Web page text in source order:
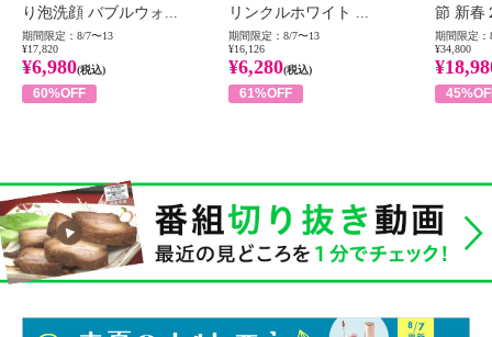
り泡洗顔 バブルウォ...
期間限定：8/7〜13
¥17,820
¥6,980(税込)
60%OFF
リンクルホワイト ...
期間限定：8/7〜13
¥16,126
¥6,280(税込)
61%OFF
節 新春
期間限定：
¥34,800